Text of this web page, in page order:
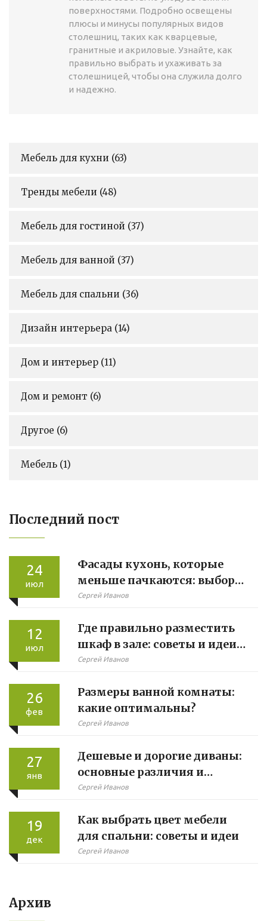
поверхностями. Подробно освещены
плюсы и минусы популярных видов
столешниц, таких как кварцевые,
гранитные и акриловые. Узнайте, как
правильно выбрать и ухаживать за
столешницей, чтобы она служила долго
и надежно.
Мебель для кухни (63)
Тренды мебели (48)
Мебель для гостиной (37)
Мебель для ванной (37)
Мебель для спальни (36)
Дизайн интерьера (14)
Дом и интерьер (11)
Дом и ремонт (6)
Другое (6)
Мебель (1)
Последний пост
24
июл
Фасады кухонь, которые
меньше пачкаются: выбор
лучших материалов
Сергей Иванов
12
июл
Где правильно разместить
шкаф в зале: советы и идеи
для гостиной
Сергей Иванов
26
фев
Размеры ванной комнаты:
какие оптимальны?
Сергей Иванов
27
янв
Дешевые и дорогие диваны:
основные различия и
преимущества
Сергей Иванов
19
дек
Как выбрать цвет мебели
для спальни: советы и идеи
Сергей Иванов
Архив